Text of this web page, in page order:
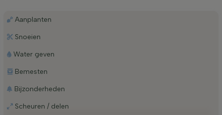
Aanplanten
Snoeien
Water geven
Bemesten
Bijzonderheden
Scheuren / delen